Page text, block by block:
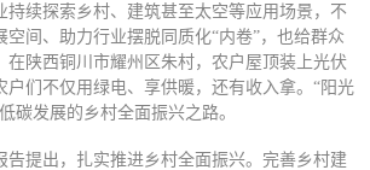
持续探索乡村、建筑甚至太空等应用场景，不
空间、助力行业摆脱同质化“内卷”，也给群众
在陕西铜川市耀州区朱村，农户屋顶装上光伏
户们不仅用绿电、享供暖，还有收入拿。“阳光
碳发展的乡村全面振兴之路。
告提出，扎实推进乡村全面振兴。完善乡村建